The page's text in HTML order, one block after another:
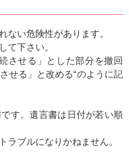
ない危険性があります。
て下さい。
させる」とした部分を撤回
せる」と改める“のように記
す。遺言書は日付が若い順
ラブルになりかねません。